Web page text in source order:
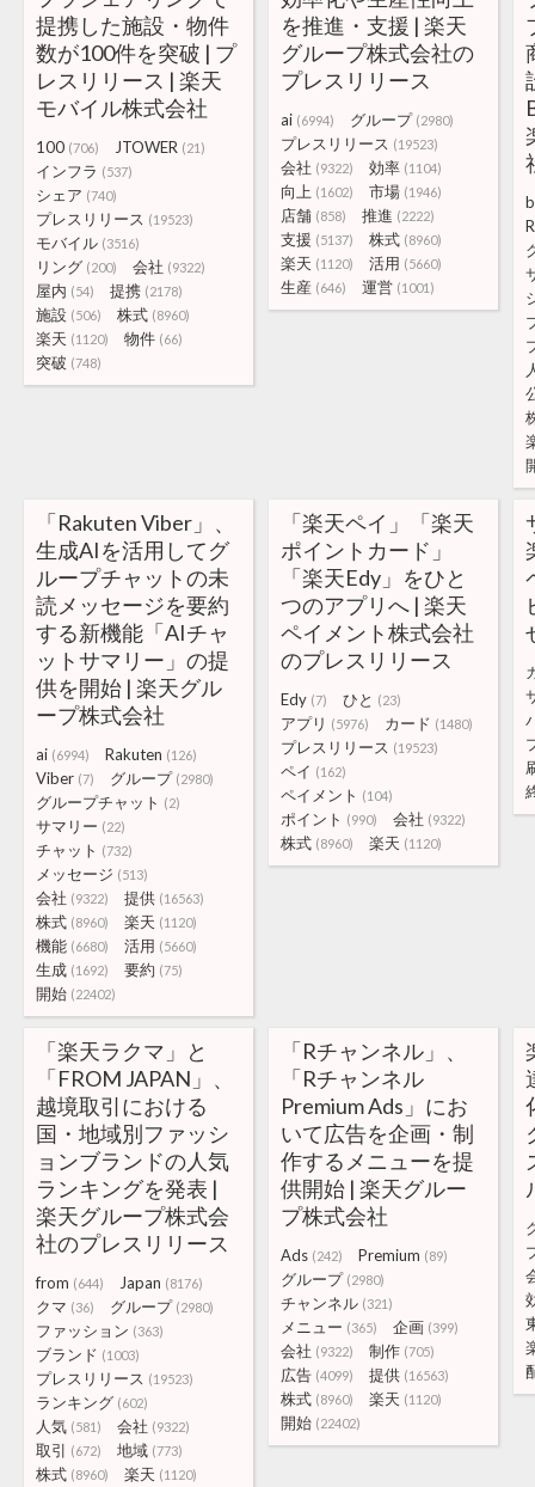
提携した施設・物件
数が100件を突破 | プ
レスリリース | 楽天
モバイル株式会社
100 (706) JTOWER (21)
インフラ (537)
シェア (740)
プレスリリース (19523)
モバイル (3516)
リング (200) 会社 (9322)
屋内 (54) 提携 (2178)
施設 (506) 株式 (8960)
楽天 (1120) 物件 (66)
突破 (748)
を推進・支援 | 楽天
グループ株式会社の
プレスリリース
ai (6994) グループ (2980)
プレスリリース (19523)
会社 (9322) 効率 (1104)
向上 (1602) 市場 (1946)
店舗 (858) 推進 (2222)
支援 (5137) 株式 (8960)
楽天 (1120) 活用 (5660)
生産 (646) 運営 (1001)
「Rakuten Viber」、
生成AIを活用してグ
ループチャットの未
読メッセージを要約
する新機能「AIチャ
ットサマリー」の提
供を開始 | 楽天グル
ープ株式会社
ai (6994) Rakuten (126)
Viber (7) グループ (2980)
グループチャット (2)
サマリー (22)
チャット (732)
メッセージ (513)
会社 (9322) 提供 (16563)
株式 (8960) 楽天 (1120)
機能 (6680) 活用 (5660)
生成 (1692) 要約 (75)
開始 (22402)
「楽天ペイ」「楽天
ポイントカード」
「楽天Edy」をひと
つのアプリへ | 楽天
ペイメント株式会社
のプレスリリース
Edy (7) ひと (23)
アプリ (5976) カード (1480)
プレスリリース (19523)
ペイ (162)
ペイメント (104)
ポイント (990) 会社 (9322)
株式 (8960) 楽天 (1120)
「楽天ラクマ」と
「FROM JAPAN」、
越境取引における
国・地域別ファッシ
ョンブランドの人気
ランキングを発表 |
楽天グループ株式会
社のプレスリリース
from (644) Japan (8176)
クマ (36) グループ (2980)
ファッション (363)
ブランド (1003)
プレスリリース (19523)
ランキング (602)
人気 (581) 会社 (9322)
取引 (672) 地域 (773)
株式 (8960) 楽天 (1120)
「Rチャンネル」、
「Rチャンネル
Premium Ads」にお
いて広告を企画・制
作するメニューを提
供開始 | 楽天グルー
プ株式会社
Ads (242) Premium (89)
グループ (2980)
チャンネル (321)
メニュー (365) 企画 (399)
会社 (9322) 制作 (705)
広告 (4099) 提供 (16563)
株式 (8960) 楽天 (1120)
開始 (22402)